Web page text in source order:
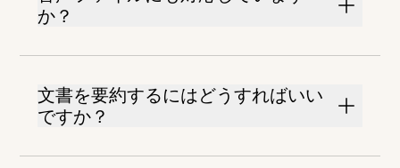
か？
文書を要約するにはどうすればいい
ですか？